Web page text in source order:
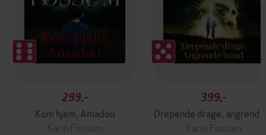
299,-
Kom hjem, Amadou
Karin Fossum
399,-
Karin Fossum